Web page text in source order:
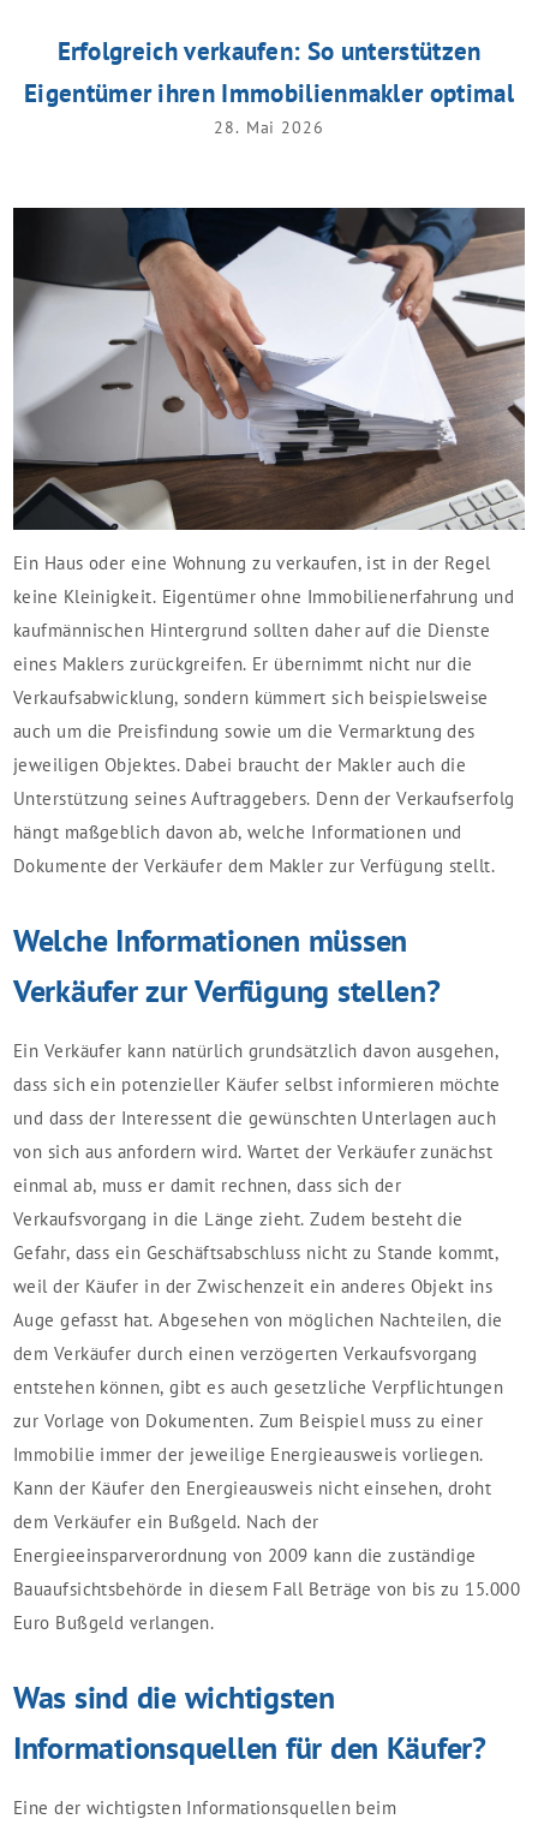
Erfolgreich verkaufen: So unterstützen
Eigentümer ihren Immobilienmakler optimal
28. Mai 2026
Ein Haus oder eine Wohnung zu verkaufen, ist in der Regel
keine Kleinigkeit. Eigentümer ohne Immobilienerfahrung und
kaufmännischen Hintergrund sollten daher auf die Dienste
eines Maklers zurückgreifen. Er übernimmt nicht nur die
Verkaufsabwicklung, sondern kümmert sich beispielsweise
auch um die Preisfindung sowie um die Vermarktung des
jeweiligen Objektes. Dabei braucht der Makler auch die
Unterstützung seines Auftraggebers. Denn der Verkaufserfolg
hängt maßgeblich davon ab, welche Informationen und
Dokumente der Verkäufer dem Makler zur Verfügung stellt.
Welche Informationen müssen
Verkäufer zur Verfügung stellen?
Ein Verkäufer kann natürlich grundsätzlich davon ausgehen,
dass sich ein potenzieller Käufer selbst informieren möchte
und dass der Interessent die gewünschten Unterlagen auch
von sich aus anfordern wird. Wartet der Verkäufer zunächst
einmal ab, muss er damit rechnen, dass sich der
Verkaufsvorgang in die Länge zieht. Zudem besteht die
Gefahr, dass ein Geschäftsabschluss nicht zu Stande kommt,
weil der Käufer in der Zwischenzeit ein anderes Objekt ins
Auge gefasst hat. Abgesehen von möglichen Nachteilen, die
dem Verkäufer durch einen verzögerten Verkaufsvorgang
entstehen können, gibt es auch gesetzliche Verpflichtungen
zur Vorlage von Dokumenten. Zum Beispiel muss zu einer
Immobilie immer der jeweilige Energieausweis vorliegen.
Kann der Käufer den Energieausweis nicht einsehen, droht
dem Verkäufer ein Bußgeld. Nach der
Energieeinsparverordnung von 2009 kann die zuständige
Bauaufsichtsbehörde in diesem Fall Beträge von bis zu 15.000
Euro Bußgeld verlangen.
Was sind die wichtigsten
Informationsquellen für den Käufer?
Eine der wichtigsten Informationsquellen beim